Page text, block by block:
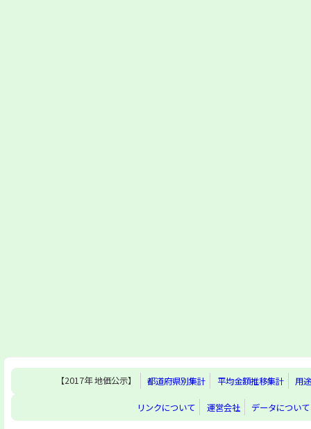
【2017年 地価公示】 都道府県別集計 平均金額推移集計 用
リンクについて 運営会社 データについて